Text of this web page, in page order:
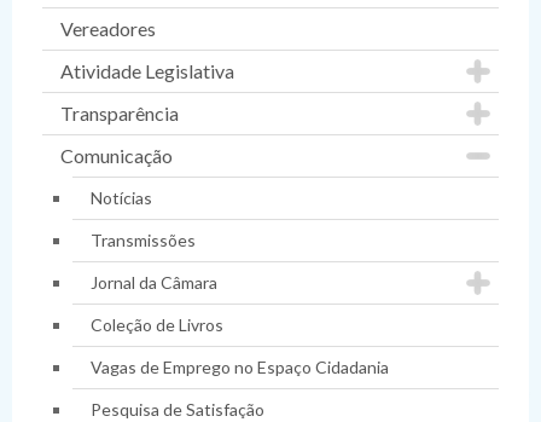
Vereadores
Atividade Legislativa
Transparência
Comunicação
Notícias
Transmissões
Jornal da Câmara
Coleção de Livros
Vagas de Emprego no Espaço Cidadania
Pesquisa de Satisfação